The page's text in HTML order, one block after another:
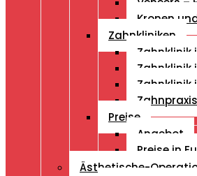
Kronen
Zahnkliniken
Zahnklinik
Zahnklinik
Zahnklinik
Preise
Angebot
Preise in
Ästhetische-